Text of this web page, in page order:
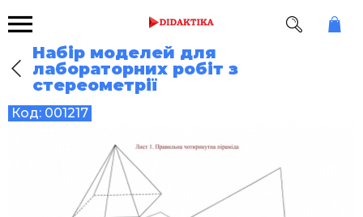
Набір моделей для
лабораторних робіт з
стереометрії
Код: 001217